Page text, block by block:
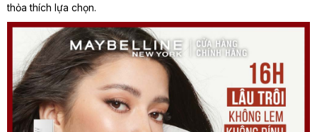
thỏa thích lựa chọn.